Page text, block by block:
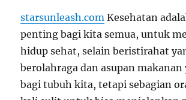
starsunleash.com Kesehatan
penting bagi kita semua, untuk
hidup sehat, selain beristirahat
berolahraga dan asupan makanan
bagi tubuh kita, tetapi sebagian